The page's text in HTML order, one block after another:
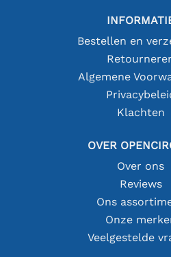
Bestellen en
Algemene
Klachten
OVER
Over ons
Reviews
Ons
Onze
Veelgestelde